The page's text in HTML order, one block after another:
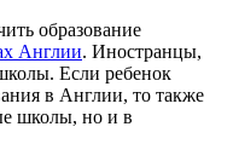
образование
Англии. Иностранцы,
Если ребенок
в Англии, то также
школы, но и в